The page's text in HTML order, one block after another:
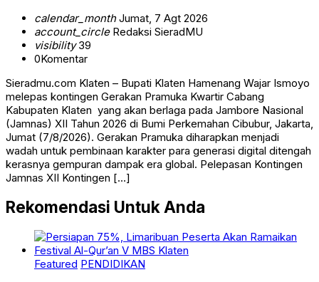
calendar_monthJumat, 7 Agt 2026
account_circleRedaksi SieradMU
visibility39
0Komentar
Sieradmu.com Klaten – Bupati Klaten Hamenang Wajar Ismoyo
melepas kontingen Gerakan Pramuka Kwartir Cabang
Kabupaten Klaten yang akan berlaga pada Jambore Nasional
(Jamnas) XII Tahun 2026 di Bumi Perkemahan Cibubur, Jakarta,
Jumat (7/8/2026). Gerakan Pramuka diharapkan menjadi
wadah untuk pembinaan karakter para generasi digital ditengah
kerasnya gempuran dampak era global. Pelepasan Kontingen
Jamnas XII Kontingen […]
Rekomendasi Untuk Anda
Featured PENDIDIKAN